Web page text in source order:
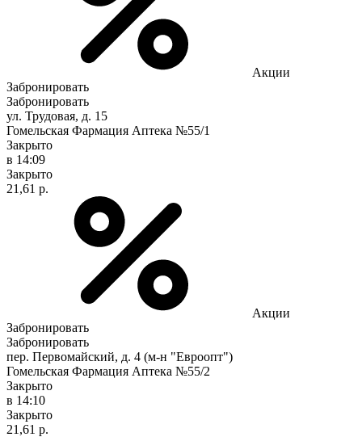
Акции
Забронировать
Забронировать
ул. Трудовая, д. 15
Гомельская Фармация Аптека №55/1
Закрыто
в 14:09
Закрыто
21,61 р.
Акции
Забронировать
Забронировать
пер. Первомайский, д. 4 (м-н "Евроопт")
Гомельская Фармация Аптека №55/2
Закрыто
в 14:10
Закрыто
21,61 р.